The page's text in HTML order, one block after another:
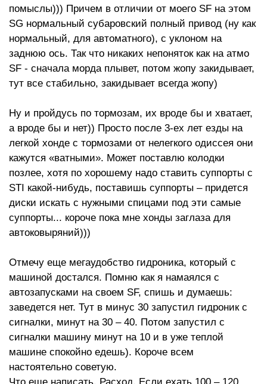
помыслы))) Причем в отличии от моего SF на этом
SG нормальный субаровский полный привод (ну как
нормальный, для автоматного), с уклоном на
заднюю ось. Так что никаких непоняток как на атмо
SF - сначала морда плывет, потом жопу закидывает,
тут все стабильно, закидывает всегда жопу)
Ну и пройдусь по тормозам, их вроде бы и хватает,
а вроде бы и нет)) Просто после 3-ех лет езды на
легкой хонде с тормозами от нелегкого одиссея они
кажутся «ватными». Может поставлю колодки
позлее, хотя по хорошему надо ставить суппорты с
STI какой-нибудь, поставишь суппорты – придется
диски искать с нужными спицами под эти самые
суппорты... короче пока мне хонды заглаза для
автоковыряний)))
Отмечу еще мегаудобство гидроника, который с
машиной достался. Помню как я намаялся с
автозапусками на своем SF, спишь и думаешь:
заведется нет. Тут в минус 30 запустил гидроник с
сигналки, минут на 30 – 40. Потом запустил с
сигналки машину минут на 10 и в уже теплой
машине спокойно едешь). Короче всем
настоятельно советую.